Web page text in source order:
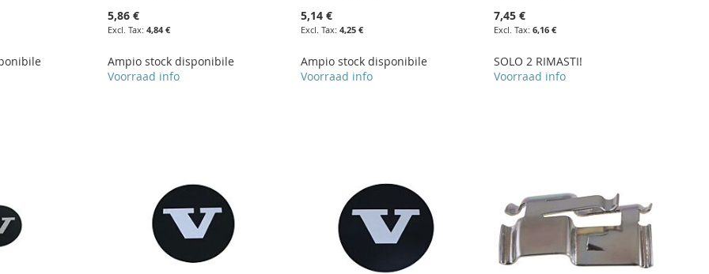
5,86 €
4,84 €
Ampio stock disponibile
Voorraad info
5,14 €
4,25 €
Ampio stock disponibile
Voorraad info
7,45 €
6,16 €
SOLO 2 RIMASTI!
Voorraad info